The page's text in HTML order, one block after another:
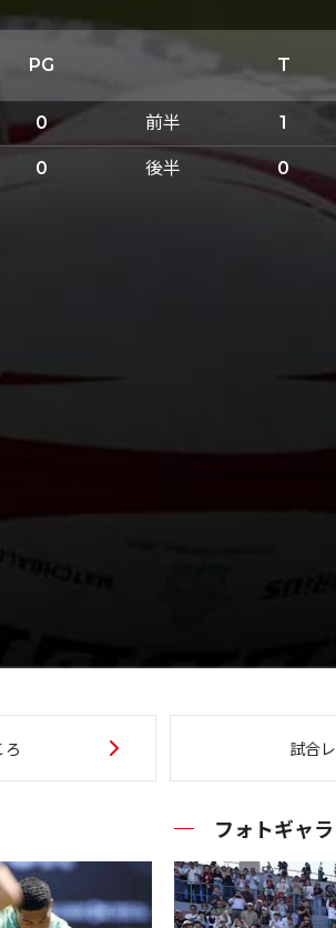
PG T
0 前半 1
0 後半 0
ろ 試合
フォトギャ